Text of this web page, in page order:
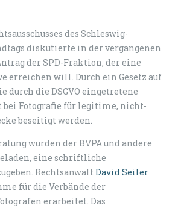
des Schleswig-
diskutierte in der vergangenen
der SPD-Fraktion, der eine
erreichen will. Durch ein Gesetz auf
durch die DSGVO eingetretene
bei Fotografie für legitime, nicht-
beseitigt werden.
wurden der BVPA und andere
eine schriftliche
RechtsanwaltDavid Seiler
für die Verbände der
erarbeitet. Das